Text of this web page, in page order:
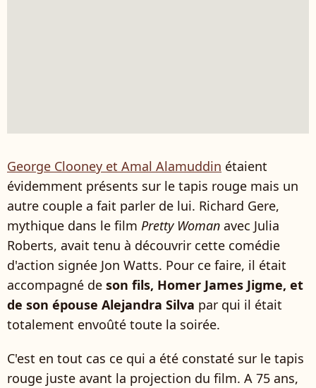
George Clooney et Amal Alamuddin étaient
évidemment présents sur le tapis rouge mais un
autre couple a fait parler de lui. Richard Gere,
mythique dans le film Pretty Woman avec Julia
Roberts, avait tenu à découvrir cette comédie
d'action signée Jon Watts. Pour ce faire, il était
accompagné de son fils, Homer James Jigme, et
de son épouse Alejandra Silva par qui il était
totalement envoûté toute la soirée.
C'est en tout cas ce qui a été constaté sur le tapis
rouge juste avant la projection du film. A 75 ans,